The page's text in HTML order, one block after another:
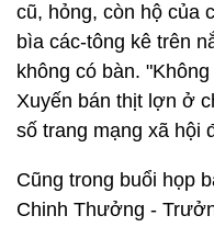
cũ, hỏng, còn hộ của
bìa các-tông kê trên
không có bàn.
Xuyến bán thịt lợn ở
số trang mạng xã hội
Cũng trong buổi họp
Chinh Thưởng -